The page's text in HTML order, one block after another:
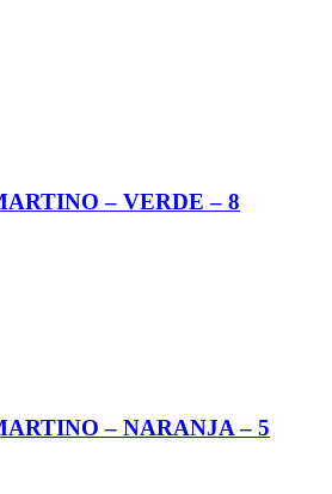
– VERDE – 8
– NARANJA – 5